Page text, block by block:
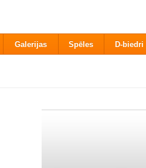
Galerijas Spēles D-biedri